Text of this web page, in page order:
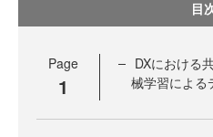
目
Page
1
DXにおける
械学習による